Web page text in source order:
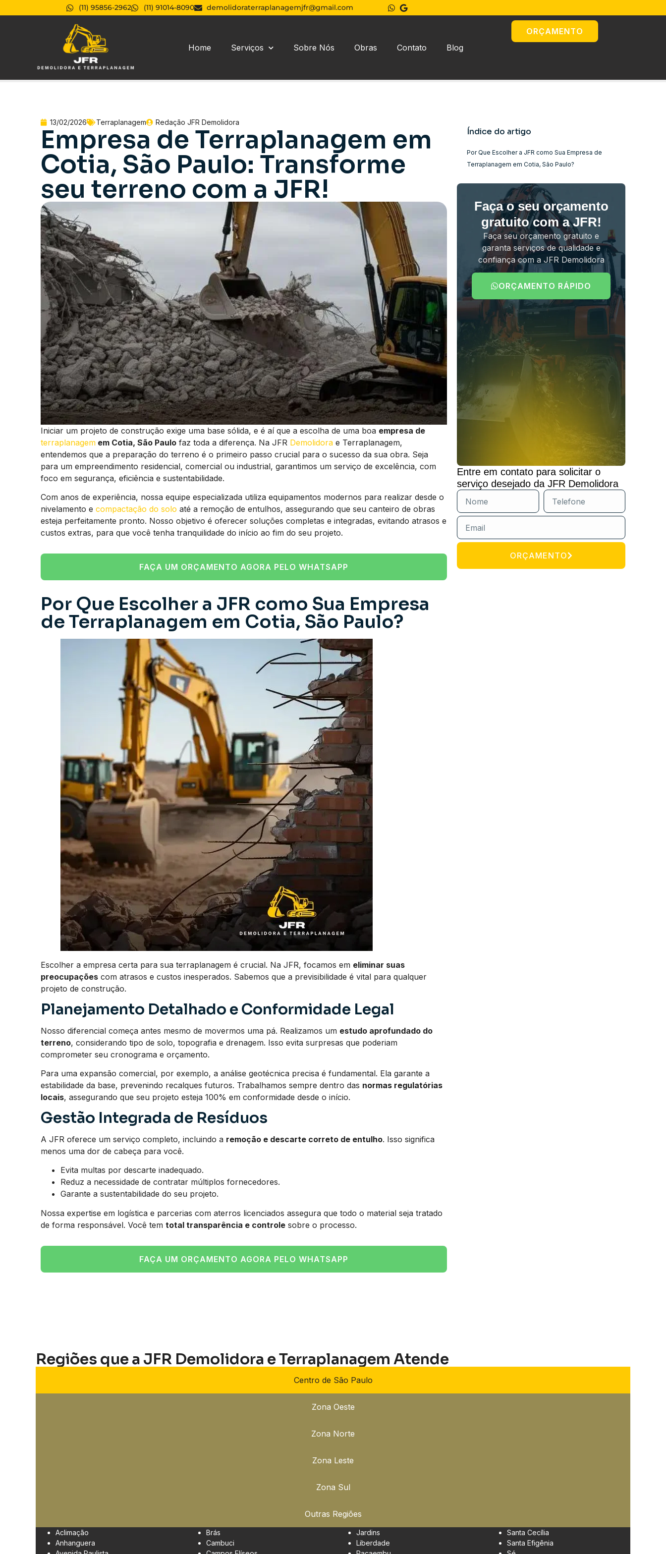
(11) 95856-2962 (11) 91014-8090 demolidoraterraplanagemjfr@gmail.com
Home Serviços Sobre Nós Obras Contato Blog
ORÇAMENTO
13/02/2026 Terraplanagem Redação JFR Demolidora
Empresa de Terraplanagem em
Cotia, São Paulo: Transforme
seu terreno com a JFR!
Iniciar um projeto de construção exige uma base sólida, e é aí que a escolha de uma boa empresa de
terraplanagem em Cotia, São Paulo faz toda a diferença. Na JFR Demolidora e Terraplanagem,
entendemos que a preparação do terreno é o primeiro passo crucial para o sucesso da sua obra. Seja
para um empreendimento residencial, comercial ou industrial, garantimos um serviço de excelência, com
foco em segurança, eficiência e sustentabilidade.
Com anos de experiência, nossa equipe especializada utiliza equipamentos modernos para realizar desde o
nivelamento e compactação do solo até a remoção de entulhos, assegurando que seu canteiro de obras
esteja perfeitamente pronto. Nosso objetivo é oferecer soluções completas e integradas, evitando atrasos e
custos extras, para que você tenha tranquilidade do início ao fim do seu projeto.
FAÇA UM ORÇAMENTO AGORA PELO WHATSAPP
Por Que Escolher a JFR como Sua Empresa
de Terraplanagem em Cotia, São Paulo?
Escolher a empresa certa para sua terraplanagem é crucial. Na JFR, focamos em eliminar suas
preocupações com atrasos e custos inesperados. Sabemos que a previsibilidade é vital para qualquer
projeto de construção.
Planejamento Detalhado e Conformidade Legal
Nosso diferencial começa antes mesmo de movermos uma pá. Realizamos um estudo aprofundado do
terreno, considerando tipo de solo, topografia e drenagem. Isso evita surpresas que poderiam
comprometer seu cronograma e orçamento.
Para uma expansão comercial, por exemplo, a análise geotécnica precisa é fundamental. Ela garante a
estabilidade da base, prevenindo recalques futuros. Trabalhamos sempre dentro das normas regulatórias
locais, assegurando que seu projeto esteja 100% em conformidade desde o início.
Gestão Integrada de Resíduos
A JFR oferece um serviço completo, incluindo a remoção e descarte correto de entulho. Isso significa
menos uma dor de cabeça para você.
Evita multas por descarte inadequado.
Reduz a necessidade de contratar múltiplos fornecedores.
Garante a sustentabilidade do seu projeto.
Nossa expertise em logística e parcerias com aterros licenciados assegura que todo o material seja tratado
de forma responsável. Você tem total transparência e controle sobre o processo.
FAÇA UM ORÇAMENTO AGORA PELO WHATSAPP
Índice do artigo
Por Que Escolher a JFR como Sua Empresa de
Terraplanagem em Cotia, São Paulo?
Faça o seu orçamento
gratuito com a JFR!
Faça seu orçamento gratuito e
garanta serviços de qualidade e
confiança com a JFR Demolidora
ORÇAMENTO RÁPIDO
Entre em contato para solicitar o
serviço desejado da JFR Demolidora
ORÇAMENTO
Regiões que a JFR Demolidora e Terraplanagem Atende
Centro de São Paulo
Zona Oeste
Zona Norte
Zona Leste
Zona Sul
Outras Regiões
Aclimação
Anhanguera
Brás
Cambuci
Jardins
Liberdade
Santa Cecília
Santa Efigênia